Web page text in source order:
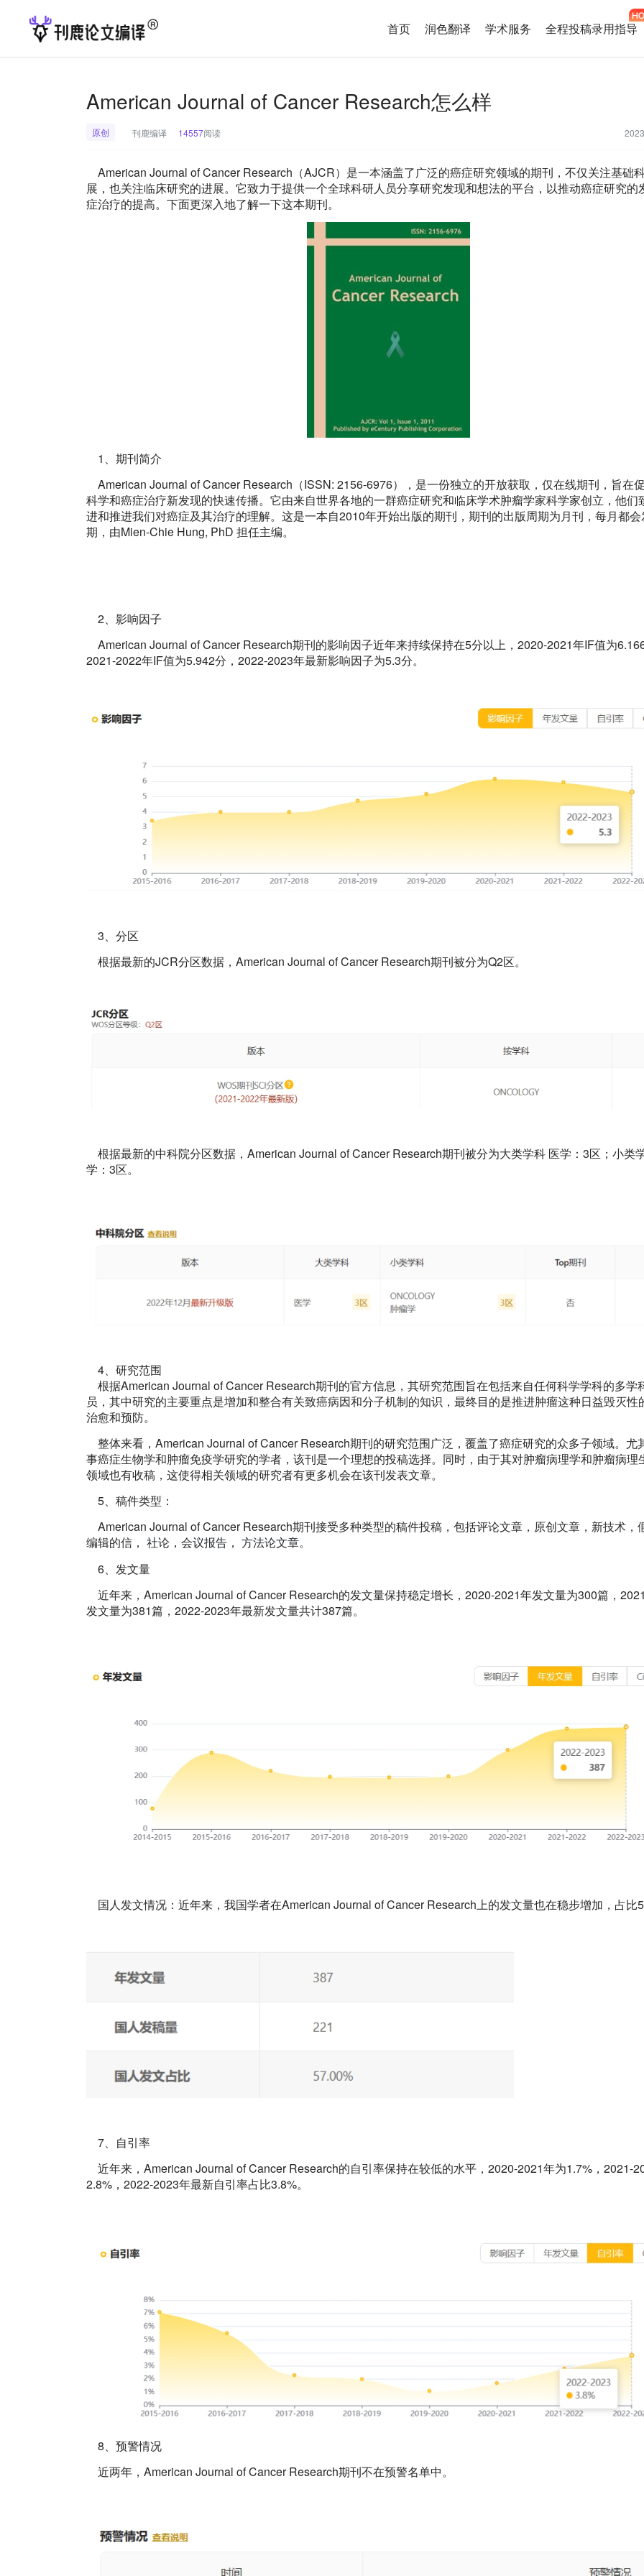
首页 润色翻译 学术服务 全程投稿录用指导
American Journal of Cancer Research怎么样
原创 刊鹿编译 14557阅读
American Journal of Cancer Research（AJCR）是一本涵盖了广泛的癌症研究领域的期刊，不仅关注基础
展，也关注临床研究的进展。它致力于提供一个全球科研人员分享研究发现和想法的平台，以推动癌症研究的
症治疗的提高。下面更深入地了解一下这本期刊。
1、期刊简介
American Journal of Cancer Research（ISSN: 2156-6976），是一份独立的开放获取，仅在线期刊，旨在
科学和癌症治疗新发现的快速传播。它由来自世界各地的一群癌症研究和临床学术肿瘤学家科学家创立，他们
进和推进我们对癌症及其治疗的理解。这是一本自2010年开始出版的期刊，期刊的出版周期为月刊，每月都
期，由Mien-Chie Hung, PhD 担任主编。
2、影响因子
American Journal of Cancer Research期刊的影响因子近年来持续保持在5分以上，2020-2021年IF值为
2021-2022年IF值为5.942分，2022-2023年最新影响因子为5.3分。
3、分区
根据最新的JCR分区数据，American Journal of Cancer Research期刊被分为Q2区。
根据最新的中科院分区数据，American Journal of Cancer Research期刊被分为大类学科 医学：3区；小类
学：3区。
4、研究范围
根据American Journal of Cancer Research期刊的官方信息，其研究范围旨在包括来自任何科学学科的多学
员，其中研究的主要重点是增加和整合有关致癌病因和分子机制的知识，最终目的是推进肿瘤这种日益毁灭性
治愈和预防。
整体来看，American Journal of Cancer Research期刊的研究范围广泛，覆盖了癌症研究的众多子领域。尤
事癌症生物学和肿瘤免疫学研究的学者，该刊是一个理想的投稿选择。同时，由于其对肿瘤病理学和肿瘤病理
领域也有收稿，这使得相关领域的研究者有更多机会在该刊发表文章。
5、稿件类型：
American Journal of Cancer Research期刊接受多种类型的稿件投稿，包括评论文章，原创文章，新技术，
编辑的信，
社论，会议报告， 方法论文章。
6、发文量
近年来，American Journal of Cancer Research的发文量保持稳定增长，2020-2021年发文量为300篇，
发文量为381篇，2022-2023年最新发文量共计387篇。
国人发文情况：近年来，我国学者在American Journal of Cancer Research上的发文量也在稳步增加，占比
7、自引率
近年来，American Journal of Cancer Research的自引率保持在较低的水平，2020-2021年为1.7%，2021-
2.8%，2022-2023年最新自引率占比3.8%。
8、预警情况
近两年，American Journal of Cancer Research期刊不在预警名单中。